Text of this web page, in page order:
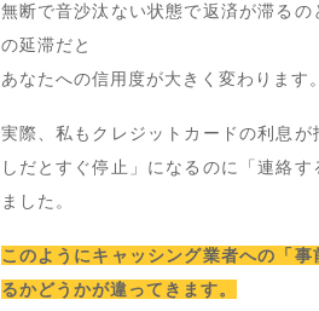
無断で音沙汰ない状態で返済が滞る
の延滞だと
あなたへの信用度が大きく変わります。
実際、私もクレジットカードの利息
しだとすぐ停止」になるのに「連絡
ました。
このようにキャッシング業者への「
るかどうかが違ってきます。